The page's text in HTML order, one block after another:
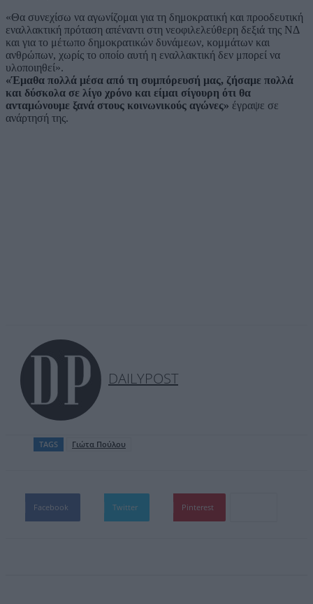
«Θα συνεχίσω να αγωνίζομαι για τη δημοκρατική και προοδευτική
εναλλακτική πρόταση απέναντι στη νεοφιλελεύθερη δεξιά της ΝΔ
και για το μέτωπο δημοκρατικών δυνάμεων, κομμάτων και
ανθρώπων, χωρίς το οποίο αυτή η εναλλακτική δεν μπορεί να
υλοποιηθεί».
«Έμαθα πολλά μέσα από τη συμπόρευσή μας, ζήσαμε πολλά
και δύσκολα σε λίγο χρόνο και είμαι σίγουρη ότι θα
ανταμώνουμε ξανά στους κοινωνικούς αγώνες» έγραψε σε
ανάρτησή της.
DAILYPOST
TAGS Γιώτα Πούλου
Facebook Twitter Pinterest